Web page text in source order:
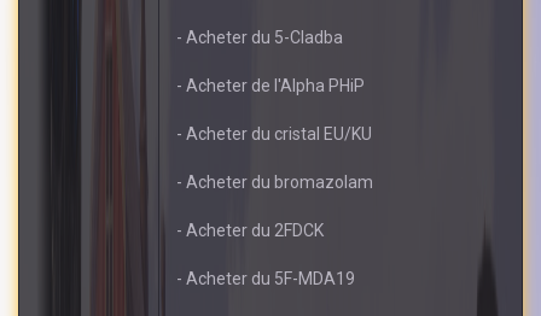
- Acheter du 5-Cladba
- Acheter de l'Alpha PHiP
- Acheter du cristal EU/KU
- Acheter du bromazolam
- Acheter du 2FDCK
- Acheter du 5F-MDA19